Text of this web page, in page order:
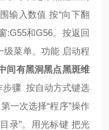
输入数值 按“向下翻
:G55和G56。按返回
菜单。 功能 启动程
间有黑洞黑点黑斑维
步骤 按自动方式键选
一次选择“程序”操作
录”。用光标键 把光